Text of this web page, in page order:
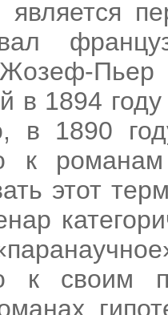
Жозеф-
в 1894
в 1890
к
этот
к своим